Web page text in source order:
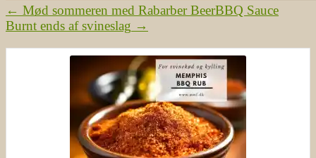
← Mød sommeren med Rabarber BeerBBQ Sauce
Burnt ends af svineslag →